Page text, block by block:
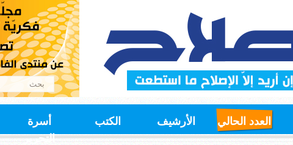
العدد الحالي الأرشيف الكتب
أسرة
التحرير